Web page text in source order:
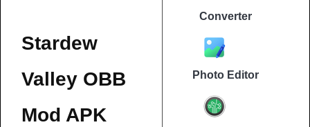
Stardew
Valley OBB
Mod APK
Converter
Photo Editor